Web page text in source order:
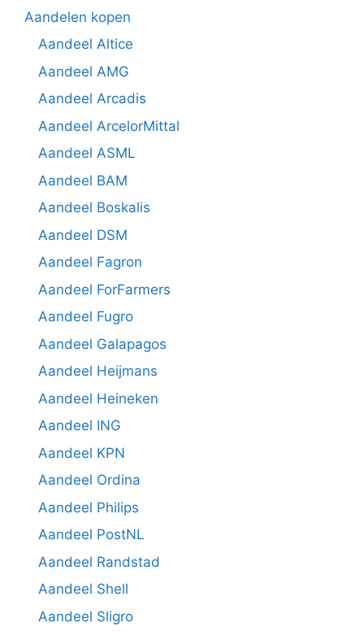
Aandelen kopen
Aandeel Altice
Aandeel AMG
Aandeel Arcadis
Aandeel ArcelorMittal
Aandeel ASML
Aandeel BAM
Aandeel Boskalis
Aandeel DSM
Aandeel Fagron
Aandeel ForFarmers
Aandeel Fugro
Aandeel Galapagos
Aandeel Heijmans
Aandeel Heineken
Aandeel ING
Aandeel KPN
Aandeel Ordina
Aandeel Philips
Aandeel PostNL
Aandeel Randstad
Aandeel Shell
Aandeel Sligro